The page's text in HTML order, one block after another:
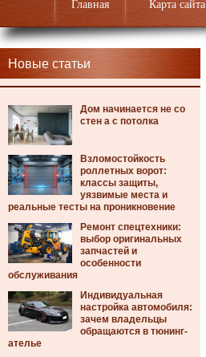
Главная Карта сайта
Новые статьи
Дом начинается не со
стен а с потолка
Взломостойкость
роллетных ворот:
классы защиты,
уязвимые места и
реальные тесты на проникновение
Ремонт спецтехники:
выбор оригинальных
запчастей и
особенности
обслуживания
Индивидуальная
настройка автомобиля:
зачем владельцы
обращаются в тюнинг-
ателье